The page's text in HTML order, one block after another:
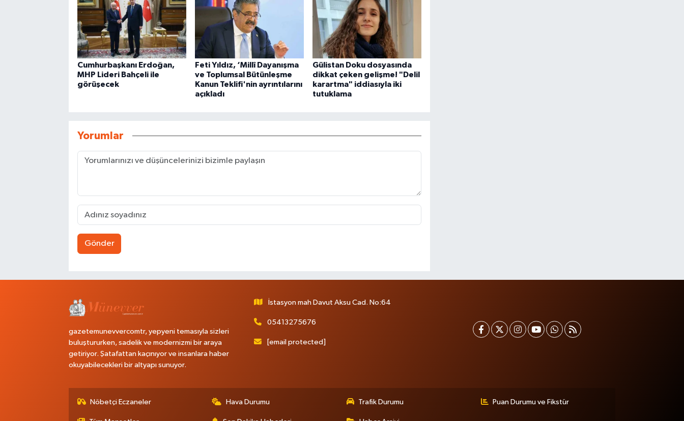
Cumhurbaşkanı Erdoğan,
MHP Lideri Bahçeli ile
görüşecek
Feti Yıldız, ‘Millî Dayanışma
ve Toplumsal Bütünleşme
Kanun Teklifi'nin ayrıntılarını
açıkladı
Gülistan Doku dosyasında
dikkat çeken gelişme! "Delil
karartma" iddiasıyla iki
tutuklama
Yorumlar
Gönder
gazetemunevvercomtr, yepyeni temasıyla sizleri
buluştururken, sadelik ve modernizmi bir araya
getiriyor. Şatafattan kaçınıyor ve insanlara haber
okuyabilecekleri bir altyapı sunuyor.
İstasyon mah Davut Aksu Cad. No:64
05413275676
[email protected]
Nöbetçi Eczaneler Hava Durumu Trafik Durumu Puan Durumu ve Fikstür